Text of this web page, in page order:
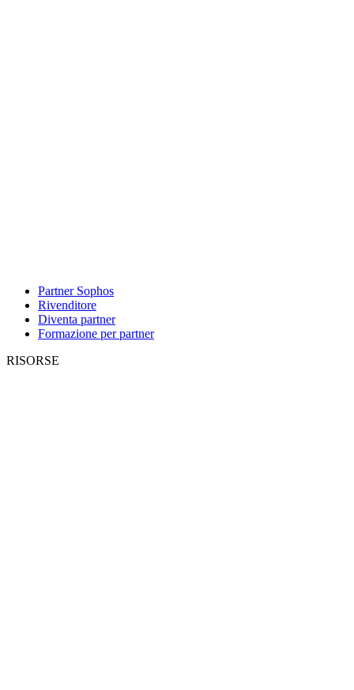
Partner Sophos
Rivenditore
Diventa partner
Formazione per partner
RISORSE